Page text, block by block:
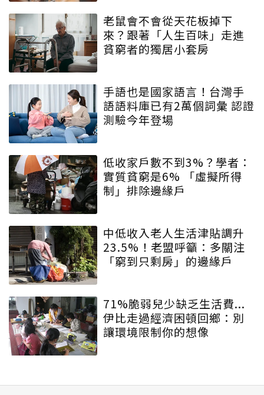
老鼠會不會從天花板掉下
來？跟著「人生百味」走進
貧窮者的獨居小套房
手語也是國家語言！台灣手
語語料庫已有2萬個詞彙 認證
測驗今年登場
低收家戶數不到3%？學者：
實質貧窮是6% 「虛擬所得
制」排除邊緣戶
中低收入老人生活津貼調升
23.5%！老盟呼籲：多關注
「窮到只剩房」的邊緣戶
71%脆弱兒少缺乏生活費...
伊比走過經濟困頓回鄉：別
讓環境限制你的想像